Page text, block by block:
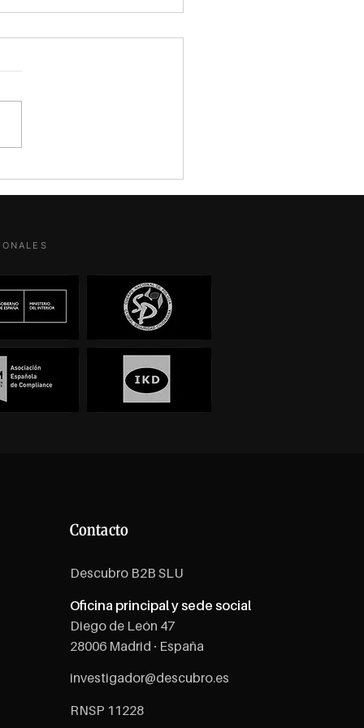
y Estados Unidos: ser
mirarse solo desde el
Contacto
Descubro B2B SLU
Oficina principal y sede social
Diego de León 47
28006 Madrid · España
investigador@descubro.es
RNSP 11228